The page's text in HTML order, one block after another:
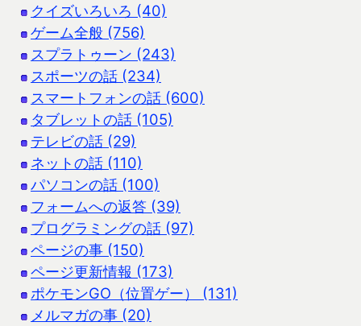
クイズいろいろ (40)
ゲーム全般 (756)
スプラトゥーン (243)
スポーツの話 (234)
スマートフォンの話 (600)
タブレットの話 (105)
テレビの話 (29)
ネットの話 (110)
パソコンの話 (100)
フォームへの返答 (39)
プログラミングの話 (97)
ページの事 (150)
ページ更新情報 (173)
ポケモンGO（位置ゲー） (131)
メルマガの事 (20)